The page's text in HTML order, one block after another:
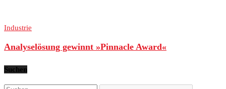
Industrie
Analyselösung gewinnt »Pinnacle Award«
Suchen